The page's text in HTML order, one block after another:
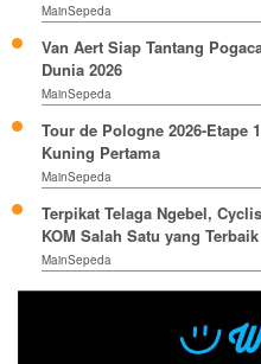
MainSepeda
Van Aert Siap Tantang
Dunia 2026
MainSepeda
Tour de Pologne 2026-Etape
Kuning Pertama
MainSepeda
Terpikat Telaga Ngebel,
KOM Salah Satu yang Terbaik
MainSepeda